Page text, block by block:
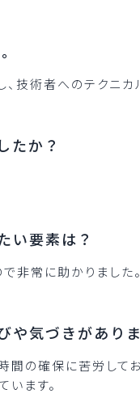
技術者へのテクニカ
たか？
い要素は？
非常に助かりました。
や気づきがあり
の確保に苦労してお
います。